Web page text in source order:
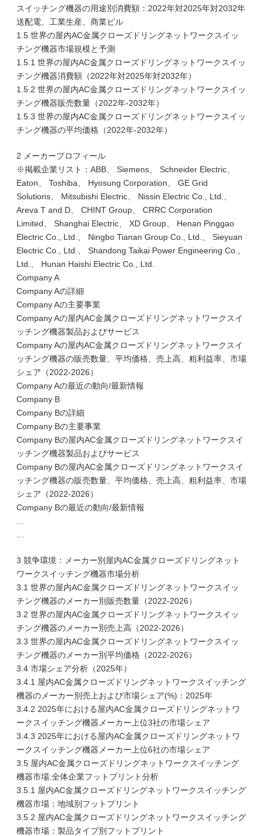
スイッチング機器の用途別消費額：2022年対2025年対2032年
送配電、工業生産、商業ビル
1.5 世界の屋内AC金属クローズドリングネットワークスイッ
チング機器市場規模と予測
1.5.1 世界の屋内AC金属クローズドリングネットワークスイッ
チング機器消費額（2022年対2025年対2032年）
1.5.2 世界の屋内AC金属クローズドリングネットワークスイッ
チング機器販売数量（2022年-2032年）
1.5.3 世界の屋内AC金属クローズドリングネットワークスイッ
チング機器の平均価格（2022年-2032年）
2 メーカープロフィール
※掲載企業リスト：ABB、 Siemens、 Schneider Electric、
Eaton、 Toshiba、 Hyosung Corporation、 GE Grid
Solutions、 Mitsubishi Electric、 Nissin Electric Co., Ltd.、
Areva T and D、 CHINT Group、 CRRC Corporation
Limited、 Shanghai Electric、 XD Group、 Henan Pinggao
Electric Co., Ltd.、 Ningbo Tianan Group Co., Ltd.、 Sieyuan
Electric Co., Ltd.、 Shandong Taikai Power Engineering Co.,
Ltd.、 Hunan Haishi Electric Co., Ltd.
Company A
Company Aの詳細
Company Aの主要事業
Company Aの屋内AC金属クローズドリングネットワークスイ
ッチング機器製品およびサービス
Company Aの屋内AC金属クローズドリングネットワークスイ
ッチング機器の販売数量、平均価格、売上高、粗利益率、市場
シェア（2022-2026）
Company Aの最近の動向/最新情報
Company B
Company Bの詳細
Company Bの主要事業
Company Bの屋内AC金属クローズドリングネットワークスイ
ッチング機器製品およびサービス
Company Bの屋内AC金属クローズドリングネットワークスイ
ッチング機器の販売数量、平均価格、売上高、粗利益率、市場
シェア（2022-2026）
Company Bの最近の動向/最新情報
3 競争環境：メーカー別屋内AC金属クローズドリングネット
ワークスイッチング機器市場分析
3.1 世界の屋内AC金属クローズドリングネットワークスイッ
チング機器のメーカー別販売数量（2022-2026）
3.2 世界の屋内AC金属クローズドリングネットワークスイッ
チング機器のメーカー別売上高（2022-2026）
3.3 世界の屋内AC金属クローズドリングネットワークスイッ
チング機器のメーカー別平均価格（2022-2026）
3.4 市場シェア分析（2025年）
3.4.1 屋内AC金属クローズドリングネットワークスイッチング
機器のメーカー別売上および市場シェア(%)：2025年
3.4.2 2025年における屋内AC金属クローズドリングネットワ
ークスイッチング機器メーカー上位3社の市場シェア
3.4.3 2025年における屋内AC金属クローズドリングネットワ
ークスイッチング機器メーカー上位6社の市場シェア
3.5 屋内AC金属クローズドリングネットワークスイッチング
機器市場:全体企業フットプリント分析
3.5.1 屋内AC金属クローズドリングネットワークスイッチング
機器市場：地域別フットプリント
3.5.2 屋内AC金属クローズドリングネットワークスイッチング
機器市場：製品タイプ別フットプリント